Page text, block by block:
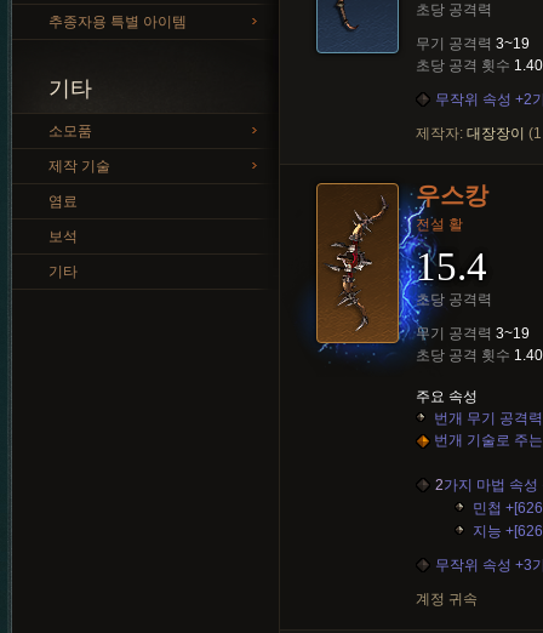
추종자용 특별 아이템
기타
소모품
제작 기술
염료
보석
기타
초당 공격력
무기 공격력 3~19
초당 공격 횟수 1.40
무작위 속성 +2
제작자: 대장장이
우스캉
전설 활
15.4
초당 공격력
무기 공격력 3~19
초당 공격 횟수 1.40
주요 속성
번개 무기 공격
번개 기술로 주
2가지 마법 속
민첩
지능
무작위 속성 +3
계정 귀속